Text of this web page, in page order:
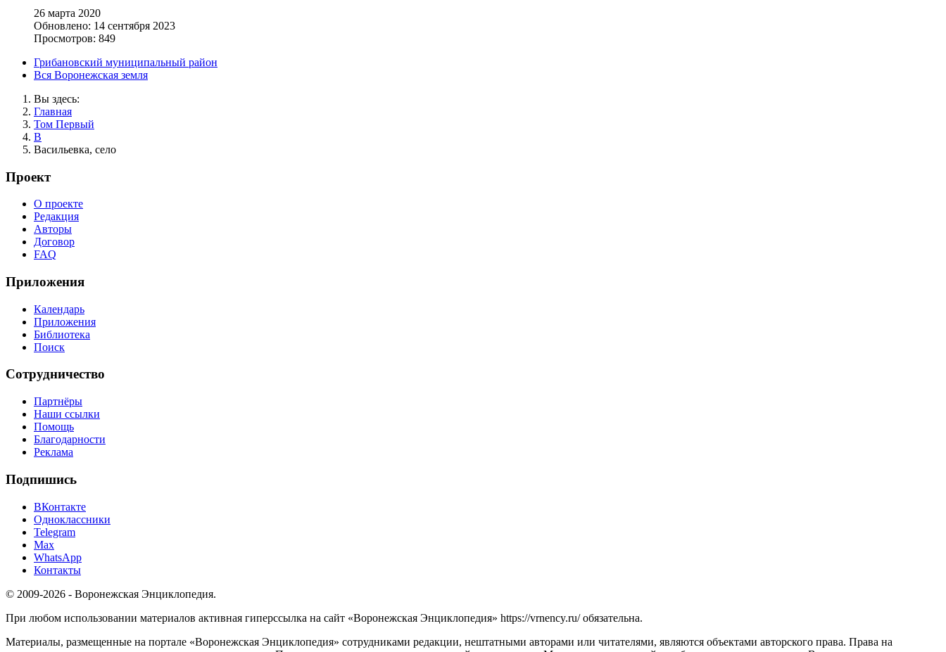
26 марта 2020
Обновлено: 14 сентября 2023
Просмотров: 849
Грибановский муниципальный район
Вся Воронежская земля
Вы здесь:
Главная
Том Первый
В
Васильевка, село
Проект
О проекте
Редакция
Авторы
Договор
FAQ
Приложения
Календарь
Приложения
Библиотека
Поиск
Сотрудничество
Партнёры
Наши ссылки
Помощь
Благодарности
Реклама
Подпишись
ВКонтакте
Одноклассники
Telegram
Max
WhatsApp
Контакты
© 2009-2026 - Воронежская Энциклопедия.
При любом использовании материалов активная гиперссылка на сайт «Воронежская Энциклопедия» https://vrnency.ru/ обязательна.
Материалы, размещенные на портале «Воронежская Энциклопедия» сотрудниками редакции, нештатными авторами или читателями, являются объектами авторского права. Права на